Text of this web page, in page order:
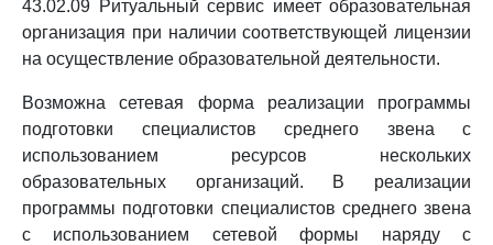
43.02.09 Ритуальный сервис имеет образовательная
организация при наличии соответствующей лицензии
на осуществление образовательной деятельности.
Возможна сетевая форма реализации программы
подготовки специалистов среднего звена с
использованием ресурсов нескольких
образовательных организаций. В реализации
программы подготовки специалистов среднего звена
с использованием сетевой формы наряду с